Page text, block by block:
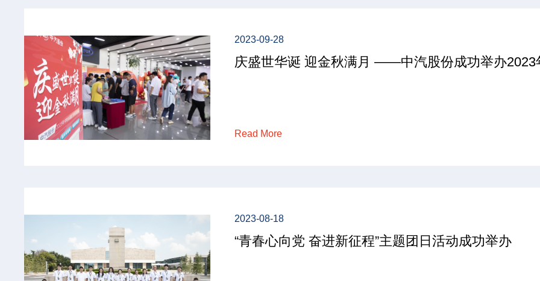
2023-09-28
庆盛世华诞 迎金秋满月 ——中汽股份成功举办2023
Read More
2023-08-18
“青春心向党 奋进新征程”主题团日活动成功举办